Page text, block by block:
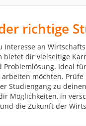
richtige
Interesse an
dir vielseitige
Problemlösung. Ideal
möchten.
Studiengang zu
Möglichkeiten, in
die Zukunft der